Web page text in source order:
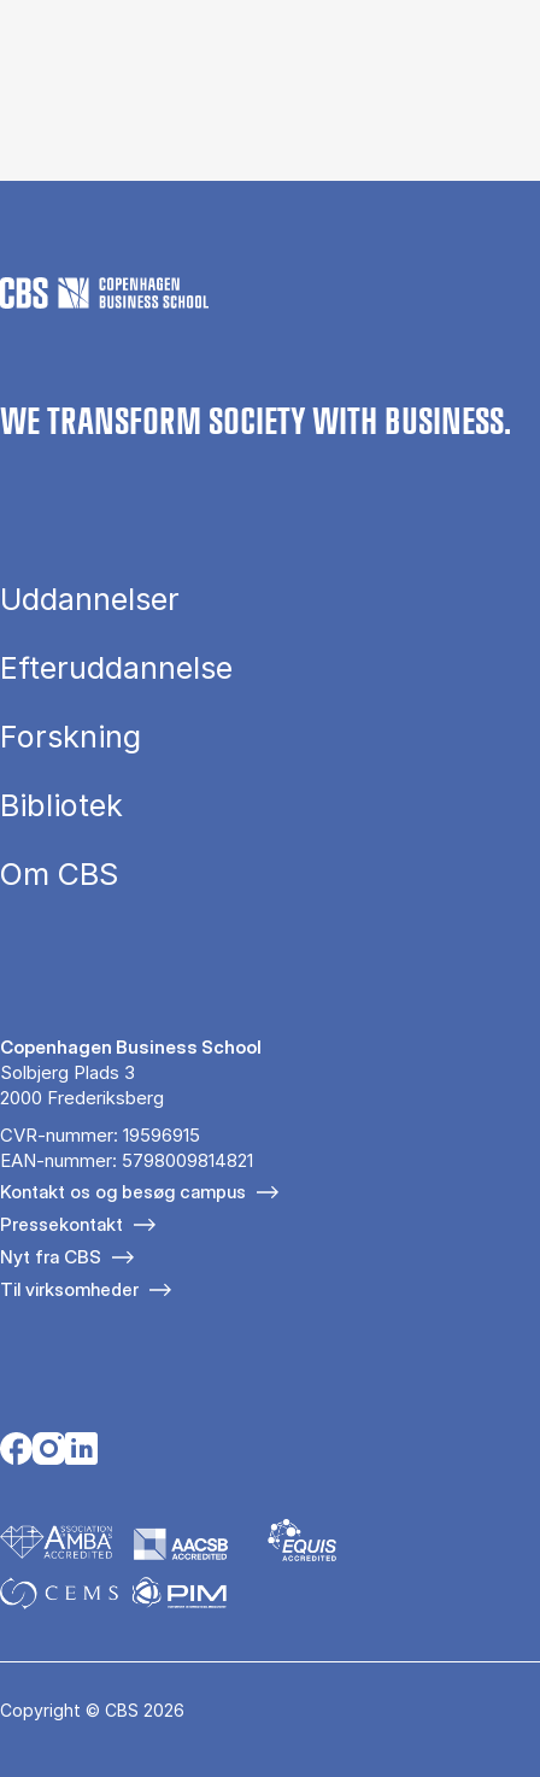
WE TRANSFORM SOCIETY WITH BUSINESS.
Uddannelser
Efteruddannelse
Forskning
Bibliotek
Om CBS
Copenhagen Business School
Solbjerg Plads 3
2000 Frederiksberg
CVR-nummer: 19596915
EAN-nummer: 5798009814821
Kontakt os og besøg campus
Pressekontakt
Nyt fra CBS
Til virksomheder
Opens in a new tab
Opens in a new tab
Opens in a new tab
Copyright © CBS 2026